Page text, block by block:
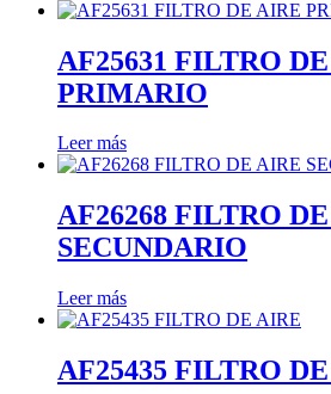
AF25631 FILTRO
PRIMARIO
Leer más
AF26268 FILTRO
SECUNDARIO
Leer más
AF25435 FILTRO